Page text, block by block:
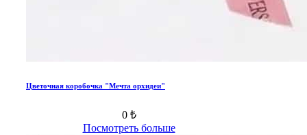
Цветочная коробочка "Мечта орхидеи"
0 ₺
Посмотреть больше